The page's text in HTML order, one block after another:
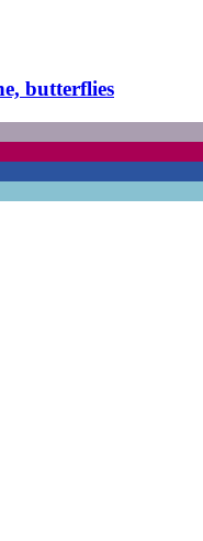
butterflies